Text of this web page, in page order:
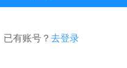
已有账号？ 去登录